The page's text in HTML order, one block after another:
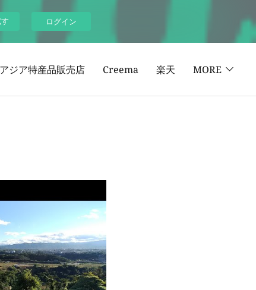
ログイン
アジア特産品販売店 Creema 楽天 MORE